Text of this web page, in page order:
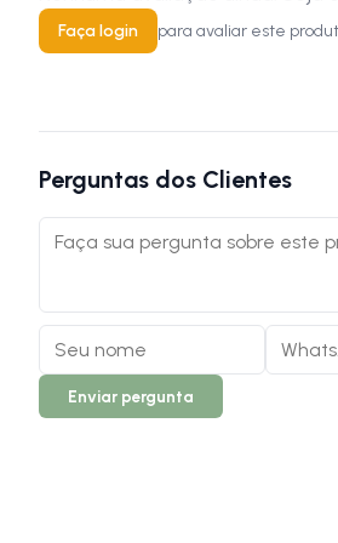
Faça login para avaliar este
Perguntas dos Clientes
Enviar pergunta